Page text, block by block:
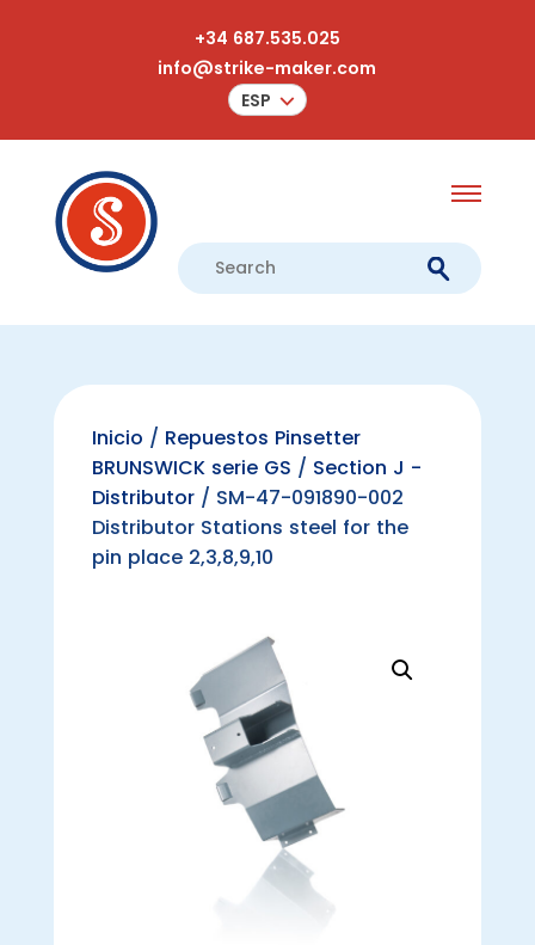
+34 687.535.025
info@strike-maker.com
ESP
Inicio / Repuestos Pinsetter
BRUNSWICK serie GS / Section J -
Distributor/ SM-47-091890-002
Distributor Stations steel for the
pin place 2,3,8,9,10